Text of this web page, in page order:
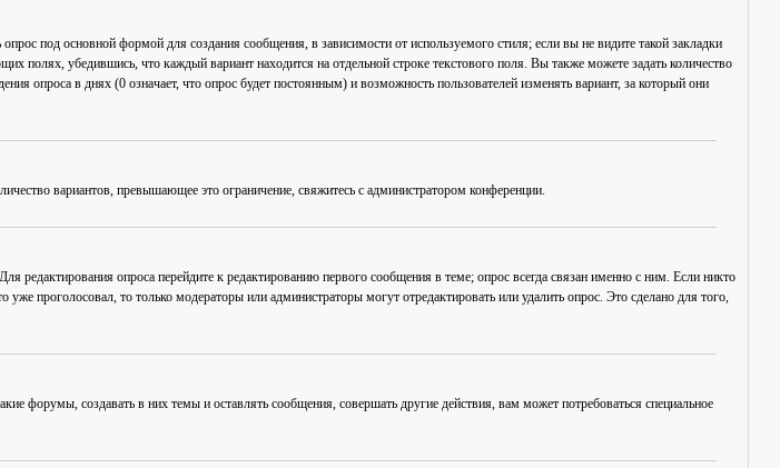
опрос под основной формой для создания сообщения, в зависимости от используемого стиля; если вы не видите такой закладки
полях, убедившись, что каждый вариант находится на отдельной строке текстового поля. Вы также можете задать количество
опроса в днях (0 означает, что опрос будет постоянным) и возможность пользователей изменять вариант, за который они
вариантов, превышающее это ограничение, свяжитесь с администратором конференции.
опроса перейдите к редактированию первого сообщения в теме; опрос всегда связан именно с ним. Если никто
проголосовал, то только модераторы или администраторы могут отредактировать или удалить опрос. Это сделано для того,
форумы, создавать в них темы и оставлять сообщения, совершать другие действия, вам может потребоваться специальное